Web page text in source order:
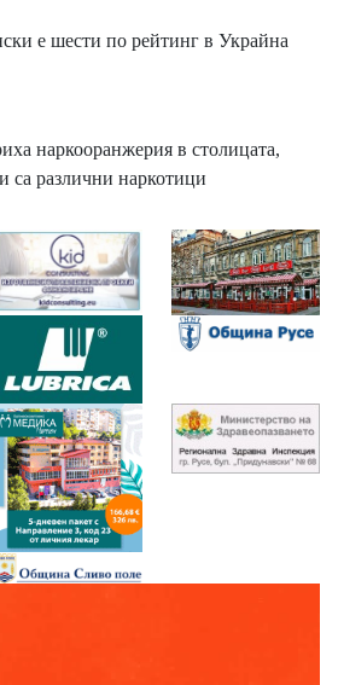
е шести по рейтинг в Украйна
наркооранжерия в столицата,
са различни наркотици